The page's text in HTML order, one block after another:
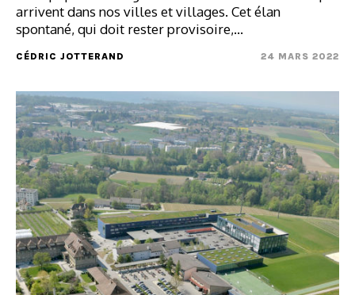
arrivent dans nos villes et villages. Cet élan
spontané, qui doit rester provisoire,…
CÉDRIC JOTTERAND 24 MARS 2022